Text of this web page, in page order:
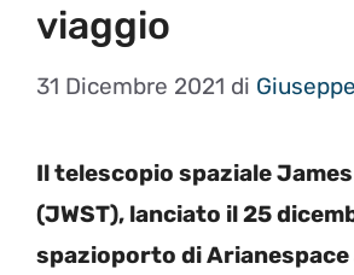
viaggio
31 Dicembre 2021 di
Il telescopio spaziale James
(JWST), lanciato il 25
spazioporto di Arianespace